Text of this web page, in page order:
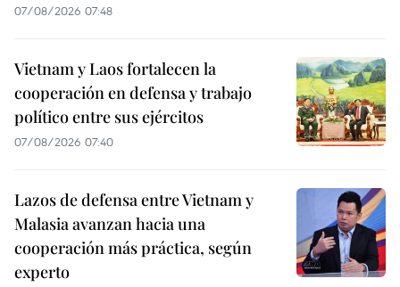
07/08/2026 07:48
Vietnam y Laos fortalecen la
cooperación en defensa y trabajo
político entre sus ejércitos
07/08/2026 07:40
Lazos de defensa entre Vietnam y
Malasia avanzan hacia una
cooperación más práctica, según
experto